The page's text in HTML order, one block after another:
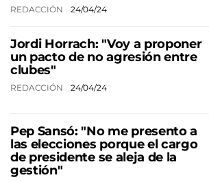
REDACCIÓN 24/04/24
Jordi Horrach: "Voy a proponer
un pacto de no agresión entre
clubes"
REDACCIÓN 24/04/24
Pep Sansó: "No me presento a
las elecciones porque el cargo
de presidente se aleja de la
gestión"